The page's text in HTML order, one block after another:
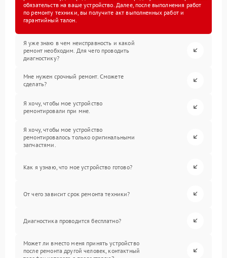
обязательств на ваше устройство. Далее, после выполнения работ
по ремонту техники, вы получите акт выполненных работ и
гарантийный талон.
Я уже знаю в чем неисправность и какой
ремонт необходим. Для чего проводить
диагностику?
Мне нужен срочный ремонт. Сможете
сделать?
Я хочу, чтобы мое устройство
ремонтировали при мне.
Я хочу, чтобы мое устройство
ремонтировалось только оригинальными
запчастями.
Как я узнаю, что мое устройство готово?
От чего зависит срок ремонта техники?
Диагностика проводится бесплатно?
Может ли вместо меня принять устройство
после ремонта другой человек, контактный